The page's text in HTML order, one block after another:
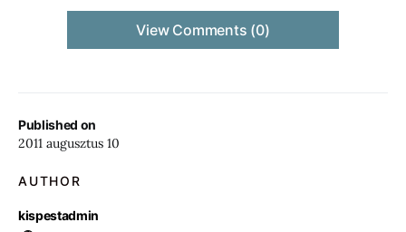
Published on
2011 augusztus 10
AUTHOR
kispestadmin
View Comments (0)